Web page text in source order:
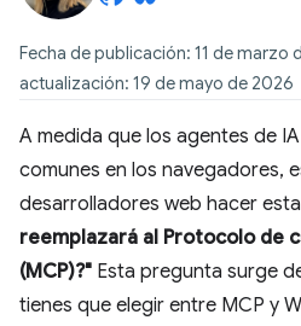
Fecha de publicación: 11 de marzo
actualización: 19 de mayo de 2026
A medida que los agentes de
comunes en los navegadores,
desarrolladores web hacer
reemplazará al Protocolo de
(MCP)?" Esta pregunta surge
tienes que elegir entre MCP y